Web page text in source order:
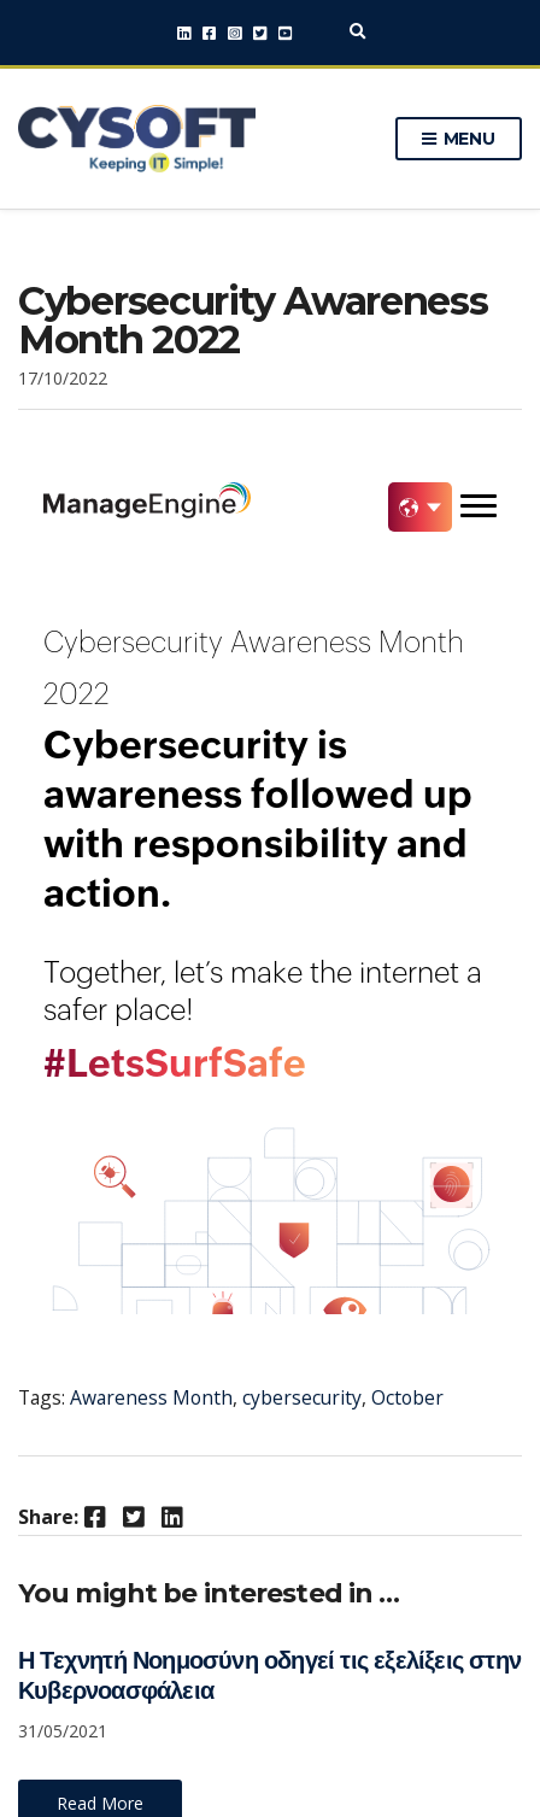
E
p
a
f
o
MENU
Cybersecurity Awareness
Month 2022
17/10/2022
Tags: Awareness Month, cybersecurity, October
Share: Facebook Twitter LinkedIn
You might be interested in …
Η Τεχνητή Νοημοσύνη οδηγεί τις εξελίξεις στην
Κυβερνοασφάλεια
31/05/2021
Read More